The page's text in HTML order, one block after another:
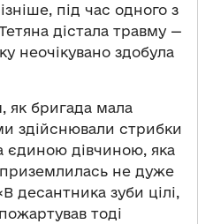
під час одного з
дістала травму —
неочікувано здобула
як бригада мала
здійснювали стрибки
єдиною дівчиною, яка
не дуже
десантника зуби цілі,
тоді